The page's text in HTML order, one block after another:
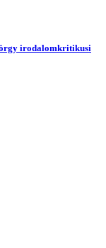
irodalomkritikusi